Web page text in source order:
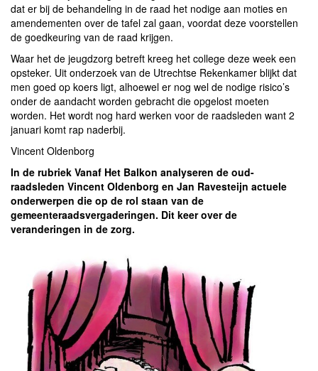
dat er bij de behandeling in de raad het nodige aan moties en
amendementen over de tafel zal gaan, voordat deze voorstellen
de goedkeuring van de raad krijgen.
Waar het de jeugdzorg betreft kreeg het college deze week een
opsteker. Uit onderzoek van de Utrechtse Rekenkamer blijkt dat
men goed op koers ligt, alhoewel er nog wel de nodige risico’s
onder de aandacht worden gebracht die opgelost moeten
worden. Het wordt nog hard werken voor de raadsleden want 2
januari komt rap naderbij.
Vincent Oldenborg
In de rubriek Vanaf Het Balkon analyseren de oud-
raadsleden Vincent Oldenborg en Jan Ravesteijn actuele
onderwerpen die op de rol staan van de
gemeenteraadsvergaderingen. Dit keer over de
veranderingen in de zorg.